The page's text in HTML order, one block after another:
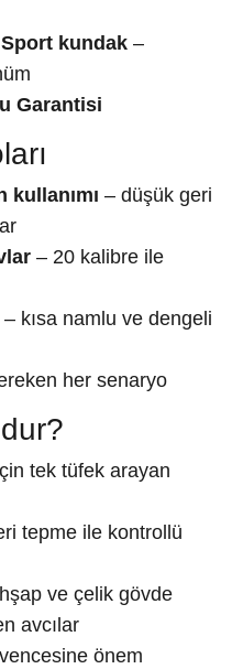
kundak–
Garantisi
kullanımı – düşük geri
– 20 kalibre ile
– kısa namlu ve dengeli
her senaryo
tek tüfek arayan
tepme ile kontrollü
ve çelik gövde
avcılar
önem